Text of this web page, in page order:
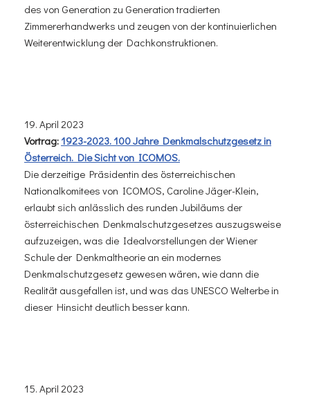
des von Generation zu Generation tradierten
Zimmererhandwerks und zeugen von der kontinuierlichen
Weiterentwicklung der Dachkonstruktionen.
19. April 2023
Vortrag: 1923-2023. 100 Jahre Denkmalschutzgesetz in
Österreich. Die Sicht von ICOMOS.
Die derzeitige Präsidentin des österreichischen
Nationalkomitees von ICOMOS, Caroline Jäger-Klein,
erlaubt sich anlässlich des runden Jubiläums der
österreichischen Denkmalschutzgesetzes auszugsweise
aufzuzeigen, was die Idealvorstellungen der Wiener
Schule der Denkmaltheorie an ein modernes
Denkmalschutzgesetz gewesen wären, wie dann die
Realität ausgefallen ist, und was das UNESCO Welterbe in
dieser Hinsicht deutlich besser kann.
15. April 2023